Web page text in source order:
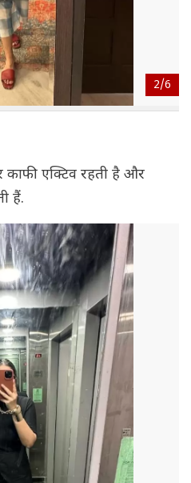
2/6
काफी एक्टिव रहती है और
हैं.